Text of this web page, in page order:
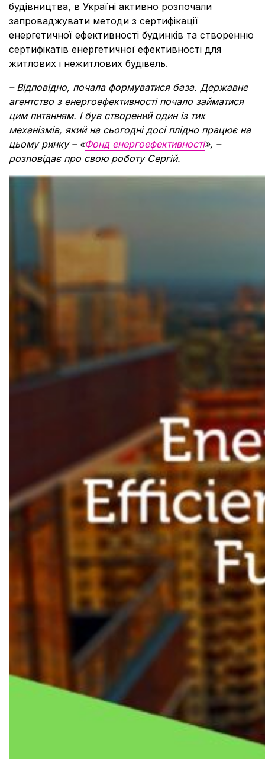
будівництва, в Україні активно розпочали
запроваджувати методи з сертифікації
енергетичної ефективності будинків та створенню
сертифікатів енергетичної ефективності для
житлових і нежитлових будівель.
– Відповідно, почала формуватися база. Державне
агентство з енергоефективності почало займатися
цим питанням. І був створений один із тих
механізмів, який на сьогодні досі плідно працює на
цьому ринку – «Фонд енергоефективності», –
розповідає про свою роботу Сергій.